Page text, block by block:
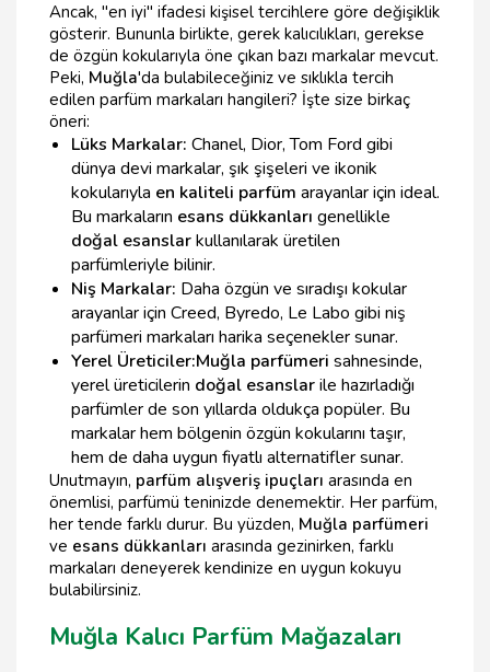
Ancak, "en iyi" ifadesi kişisel tercihlere göre değişiklik
gösterir. Bununla birlikte, gerek kalıcılıkları, gerekse
de özgün kokularıyla öne çıkan bazı markalar mevcut.
Peki, Muğla'da bulabileceğiniz ve sıklıkla tercih
edilen parfüm markaları hangileri? İşte size birkaç
öneri:
Lüks Markalar: Chanel, Dior, Tom Ford gibi
dünya devi markalar, şık şişeleri ve ikonik
kokularıyla en kaliteli parfüm arayanlar için ideal.
Bu markaların esans dükkanları genellikle
doğal esanslarkullanılarak üretilen
parfümleriyle bilinir.
Niş Markalar: Daha özgün ve sıradışı kokular
arayanlar için Creed, Byredo, Le Labo gibi niş
parfümeri markaları harika seçenekler sunar.
Yerel Üreticiler:Muğla parfümeri sahnesinde,
yerel üreticilerin doğal esanslarile hazırladığı
parfümler de son yıllarda oldukça popüler. Bu
markalar hem bölgenin özgün kokularını taşır,
hem de daha uygun fiyatlı alternatifler sunar.
Unutmayın, parfüm alışveriş ipuçları arasında en
önemlisi, parfümü teninizde denemektir. Her parfüm,
her tende farklı durur. Bu yüzden, Muğla parfümeri
ve esans dükkanları arasında gezinirken, farklı
markaları deneyerek kendinize en uygun kokuyu
bulabilirsiniz.
Muğla Kalıcı Parfüm Mağazaları